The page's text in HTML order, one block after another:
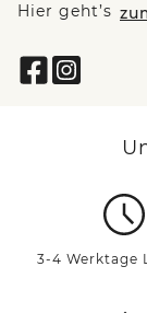
Hier geht’s
3-4 Werktage